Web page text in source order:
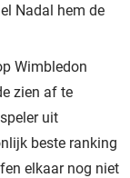
Nadal hem de
Wimbledon
zien af te
uit
beste ranking
elkaar nog niet